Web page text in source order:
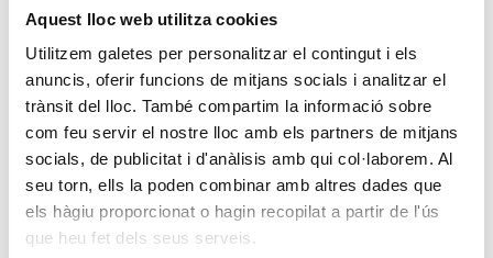
Aquest lloc web utilitza cookies
Utilitzem galetes per personalitzar el contingut i els
anuncis, oferir funcions de mitjans socials i analitzar el
trànsit del lloc. També compartim la informació sobre
com feu servir el nostre lloc amb els partners de mitjans
socials, de publicitat i d'anàlisis amb qui col·laborem. Al
seu torn, ells la poden combinar amb altres dades que
els hàgiu proporcionat o hagin recopilat a partir de l'ús
que heu fet dels seus serveis.